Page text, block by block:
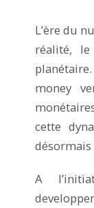
L’ère du
réalité,
money
cette
désormais
A